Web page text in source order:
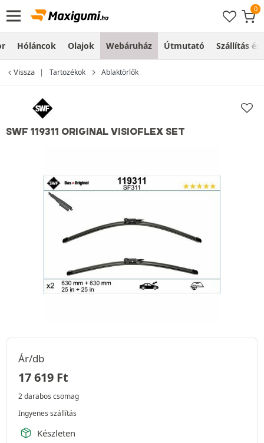
Hóláncok Olajok Webáruház Útmutató Szállítás és
Vissza Tartozékok Ablaktörlők
SWF 119311 ORIGINAL VISIOFLEX SET
Ár/db
17 619 Ft
2 darabos csomag
Ingyenes szállítás
Készleten